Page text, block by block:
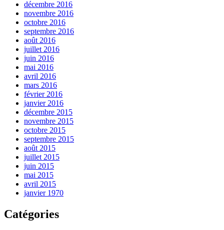
décembre 2016
novembre 2016
octobre 2016
septembre 2016
août 2016
juillet 2016
juin 2016
mai 2016
avril 2016
mars 2016
février 2016
janvier 2016
décembre 2015
novembre 2015
octobre 2015
septembre 2015
août 2015
juillet 2015
juin 2015
mai 2015
avril 2015
janvier 1970
Catégories